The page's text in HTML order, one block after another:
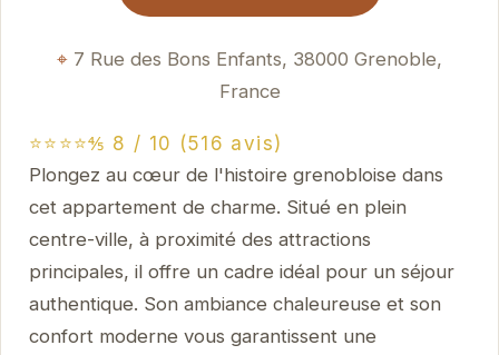
7 Rue des Bons Enfants, 38000 Grenoble,
France
⭐⭐⭐⭐⅘ 8 / 10 (516 avis)
Plongez au cœur de l'histoire grenobloise dans
cet appartement de charme. Situé en plein
centre-ville, à proximité des attractions
principales, il offre un cadre idéal pour un séjour
authentique. Son ambiance chaleureuse et son
confort moderne vous garantissent une